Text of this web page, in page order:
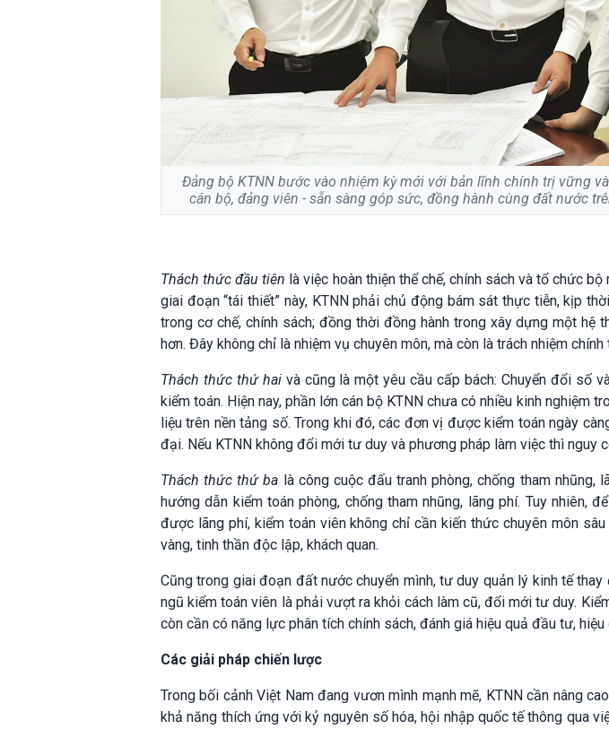
Đảng bộ KTNN bước vào nhiệm kỳ mới với bản lĩnh chính trị vững
cán bộ, đảng viên - sẵn sàng góp sức, đồng hành cùng đất nước
Thách thức đầu tiên là việc hoàn thiện thể chế, chính sách và tổ chức
giai đoạn “tái thiết” này, KTNN phải chủ động bám sát thực tiễn, kịp
trong cơ chế, chính sách; đồng thời đồng hành trong xây dựng một hệ
hơn. Đây không chỉ là nhiệm vụ chuyên môn, mà còn là trách nhiệm
Thách thức thứ hai và cũng là một yêu cầu cấp bách: Chuyển đổi số
kiểm toán. Hiện nay, phần lớn cán bộ KTNN chưa có nhiều kinh nghiệm
liệu trên nền tảng số. Trong khi đó, các đơn vị được kiểm toán ngày
đại. Nếu KTNN không đổi mới tư duy và phương pháp làm việc thì nguy
Thách thức thứ ba là công cuộc đấu tranh phòng, chống tham nhũng,
hướng dẫn kiểm toán phòng, chống tham nhũng, lãng phí. Tuy nhiên,
được lãng phí, kiểm toán viên không chỉ cần kiến thức chuyên môn
vàng, tinh thần độc lập, khách quan.
Cũng trong giai đoạn đất nước chuyển mình, tư duy quản lý kinh tế
ngũ kiểm toán viên là phải vượt ra khỏi cách làm cũ, đổi mới tư duy.
còn cần có năng lực phân tích chính sách, đánh giá hiệu quả đầu tư,
Các giải pháp chiến lược
Trong bối cảnh Việt Nam đang vươn mình mạnh mẽ, KTNN cần nâng
khả năng thích ứng với kỷ nguyên số hóa, hội nhập quốc tế thông qua